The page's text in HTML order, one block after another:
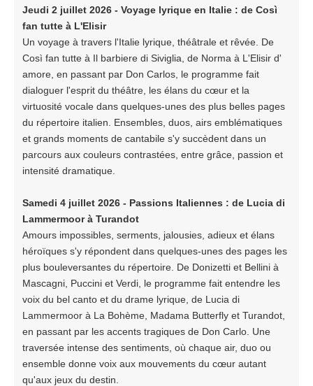
Jeudi 2 juillet 2026 - Voyage lyrique en Italie : de Così
fan tutte à L'Elisir
Un voyage à travers l'Italie lyrique, théâtrale et rêvée. De
Così fan tutte à Il barbiere di Siviglia, de Norma à L'Elisir d'
amore, en passant par Don Carlos, le programme fait
dialoguer l'esprit du théâtre, les élans du cœur et la
virtuosité vocale dans quelques-unes des plus belles pages
du répertoire italien. Ensembles, duos, airs emblématiques
et grands moments de cantabile s'y succèdent dans un
parcours aux couleurs contrastées, entre grâce, passion et
intensité dramatique.
Samedi 4 juillet 2026 - Passions Italiennes : de Lucia di
Lammermoor à Turandot
Amours impossibles, serments, jalousies, adieux et élans
héroïques s'y répondent dans quelques-unes des pages les
plus bouleversantes du répertoire. De Donizetti et Bellini à
Mascagni, Puccini et Verdi, le programme fait entendre les
voix du bel canto et du drame lyrique, de Lucia di
Lammermoor à La Bohème, Madama Butterfly et Turandot,
en passant par les accents tragiques de Don Carlo. Une
traversée intense des sentiments, où chaque air, duo ou
ensemble donne voix aux mouvements du cœur autant
qu'aux jeux du destin.